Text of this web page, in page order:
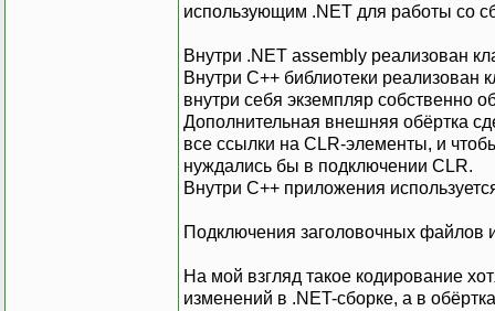
использующим .NET для работы со
Внутри .NET assembly реализован
Внутри C++ библиотеки
внутри себя экземпляр собственно
Дополнительная внешняя обёртка
все ссылки на CLR-элементы, и
нуждались бы в подключении CLR.
Внутри C++ приложения
Подключения заголовочных файлов
На мой взгляд такое кодирование
изменений в .NET-сборке, а в